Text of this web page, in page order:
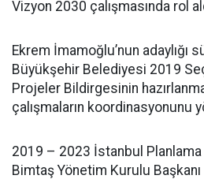
Vizyon 2030 çalışmasında rol
Ekrem İmamoğlu’nun adaylığı
Büyükşehir Belediyesi 2019
Projeler Bildirgesinin
çalışmaların koordinasyonunu
2019 – 2023 İstanbul Planlama
Bimtaş Yönetim Kurulu Başkanı